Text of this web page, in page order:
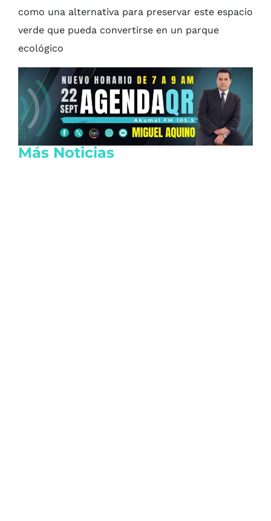
como una alternativa para preservar este espacio
verde que pueda convertirse en un parque
ecológico
Más Noticias